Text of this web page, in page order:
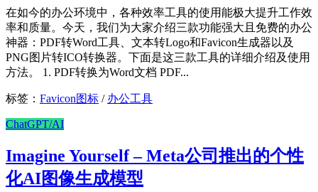
在如今的办公环境中，各种效率工具的使用能极大提升工作效
率和质量。今天，我们为大家介绍三款功能强大且免费的办公
神器：PDF转Word工具、文本转Logo和Favicon生成器以及
PNG图片转ICO转换器。下面是这三款工具的详细介绍及使用
方法。 1. PDF转换为Word文档 PDF...
标签： Favicon图标 / 办公工具
ChatGPT/AI
Imagine Yourself – Meta公司推出的个性
化AI图像生成模型